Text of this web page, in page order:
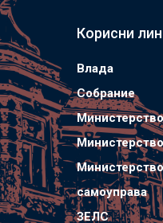
Корисни
Влада
Собрание
самоуправа
ЗЕЛС